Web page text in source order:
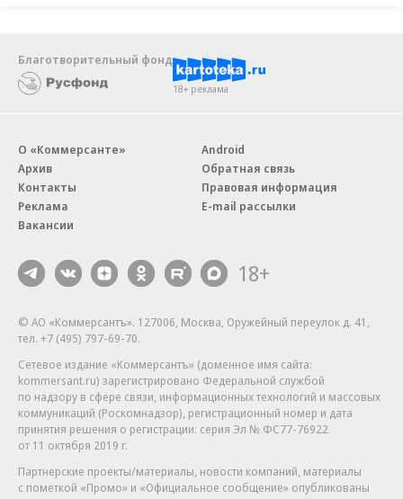
Благотворительный фонд
18+ реклама
О «Коммерсанте»
Архив
Контакты
Реклама
Вакансии
Android
Обратная связь
Правовая информация
E-mail рассылки
18+
© АО «Коммерсантъ». 127006, Москва, Оружейный переулок д. 41,
тел. +7 (495) 797-69-70.
Сетевое издание «Коммерсантъ» (доменное имя сайта:
kommersant.ru) зарегистрировано Федеральной службой
по надзору в сфере связи, информационных технологий и массовых
коммуникаций (Роскомнадзор), регистрационный номер и дата
принятия решения о регистрации: серия Эл № ФС77-76922
от 11 октября 2019 г.
Партнерские проекты/материалы, новости компаний, материалы
с пометкой «Промо» и «Официальное сообщение» опубликованы